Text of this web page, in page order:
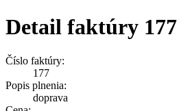
Detail faktúry 177
Číslo faktúry:
177
Popis plnenia:
doprava